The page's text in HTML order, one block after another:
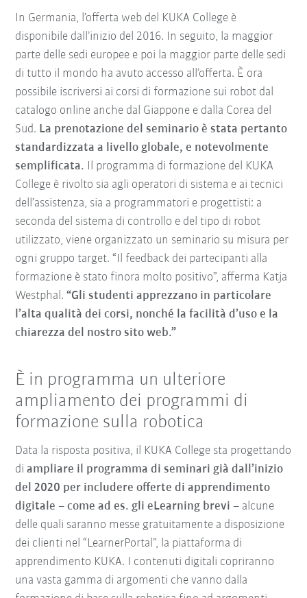
In Germania, l’offerta web del KUKA College è
disponibile dall’inizio del 2016. In seguito, la maggior
parte delle sedi europee e poi la maggior parte delle sedi
di tutto il mondo ha avuto accesso all’offerta. È ora
possibile iscriversi ai corsi di formazione sui robot dal
catalogo online anche dal Giappone e dalla Corea del
Sud. La prenotazione del seminario è stata pertanto
standardizzata a livello globale, e notevolmente
semplificata. Il programma di formazione del KUKA
College è rivolto sia agli operatori di sistema e ai tecnici
dell’assistenza, sia a programmatori e progettisti: a
seconda del sistema di controllo e del tipo di robot
utilizzato, viene organizzato un seminario su misura per
ogni gruppo target. “Il feedback dei partecipanti alla
formazione è stato finora molto positivo”, afferma Katja
Westphal.“Gli studenti apprezzano in particolare
l’alta qualità dei corsi, nonché la facilità d’uso e la
chiarezza del nostro sito web.”
È in programma un ulteriore
ampliamento dei programmi di
formazione sulla robotica
Data la risposta positiva, il KUKA College sta progettando
diampliare il programma di seminari già dall’inizio
del 2020 per includere offerte di apprendimento
digitale – come ad es. gli eLearning brevi – alcune
delle quali saranno messe gratuitamente a disposizione
dei clienti nel “LearnerPortal”, la piattaforma di
apprendimento KUKA. I contenuti digitali copriranno
una vasta gamma di argomenti che vanno dalla